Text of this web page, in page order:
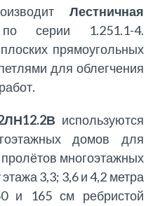
Лестничная
по серии 1.251.1-4.
прямоугольных
для облегчения
используются
домов для
многоэтажных
3,3; 3,6 и 4,2 метра
и 165 см ребристой